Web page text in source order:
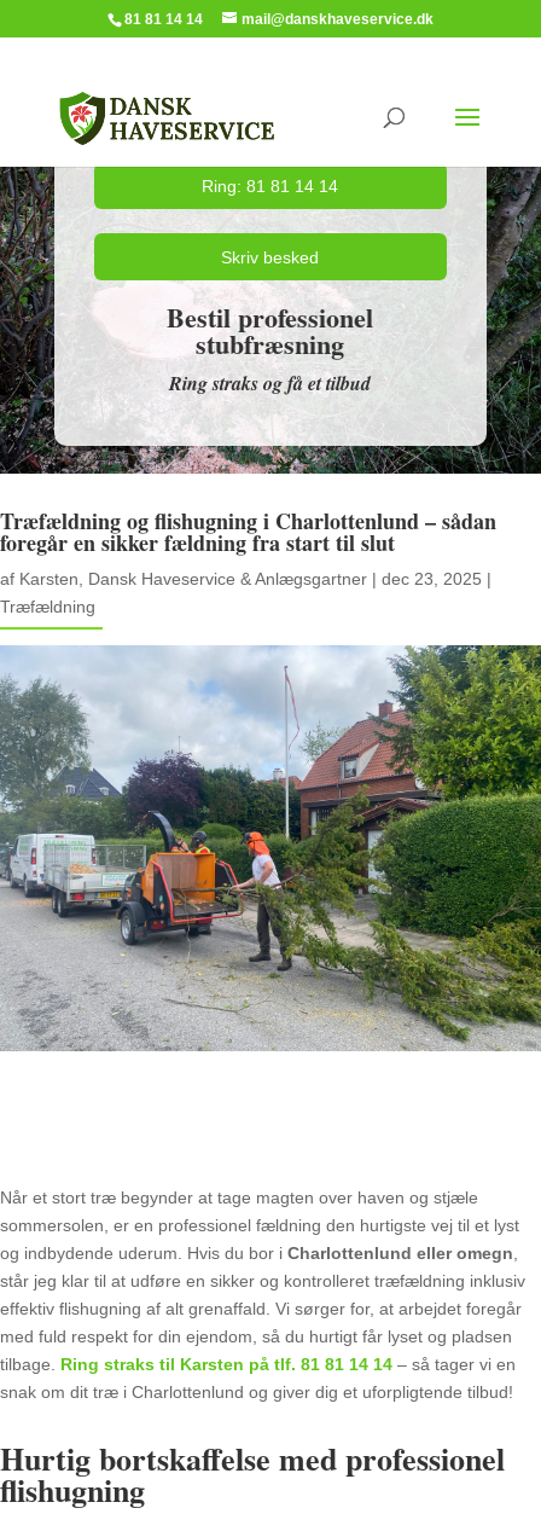
81 81 14 14 mail@danskhaveservice.dk
Ring: 81 81 14 14
Skriv besked
Bestil professionel
stubfræsning
Ring straks og få et tilbud
Træfældning og flishugning i Charlottenlund – sådan
foregår en sikker fældning fra start til slut
af Karsten, Dansk Haveservice & Anlægsgartner | dec 23, 2025 |
Træfældning
Når et stort træ begynder at tage magten over haven og stjæle
sommersolen, er en professionel fældning den hurtigste vej til et lyst
og indbydende uderum. Hvis du bor i Charlottenlund eller omegn
står jeg klar til at udføre en sikker og kontrolleret træfældning inklusiv
effektiv flishugning af alt grenaffald. Vi sørger for, at arbejdet foregår
med fuld respekt for din ejendom, så du hurtigt får lyset og pladsen
tilbage. Ring straks til Karsten på tlf. 81 81 14 14 – så tager vi en
snak om dit træ i Charlottenlund og giver dig et uforpligtende tilbud!
Hurtig bortskaffelse med professionel
flishugning